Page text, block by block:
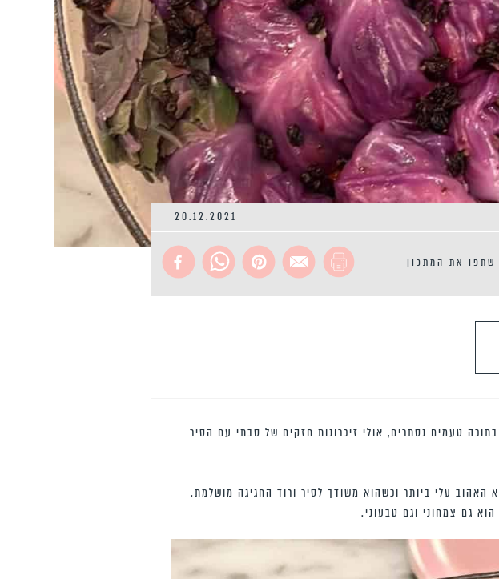
20.12.2021
שתפו את המתכון
טעמים נסתרים, אולי זיכרונות חזקים של סבתי עם הסיר
עלי ביותר וכשהוא משודך לסיר ורוד החגיגה מושלמת.
גם צמחוני וגם טבעוני.